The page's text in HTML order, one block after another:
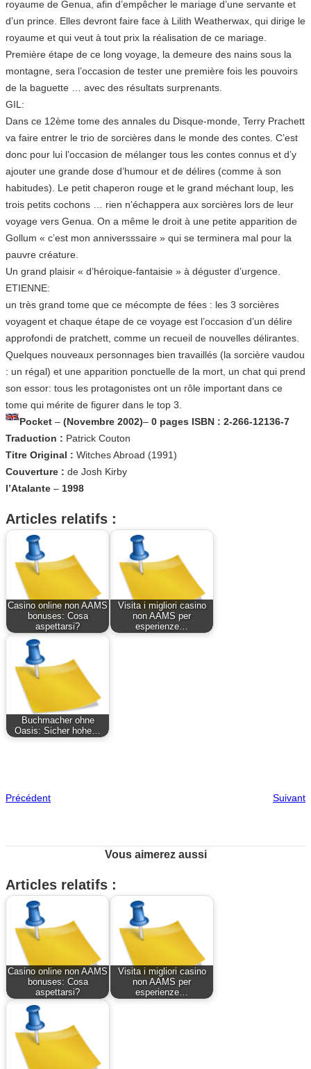
royaume de Genua, afin d’empêcher le mariage d’une servante et
d’un prince. Elles devront faire face à Lilith Weatherwax, qui dirige le
royaume et qui veut à tout prix la réalisation de ce mariage.
Première étape de ce long voyage, la demeure des nains sous la
montagne, sera l’occasion de tester une première fois les pouvoirs
de la baguette … avec des résultats surprenants.
GIL:
Dans ce 12ème tome des annales du Disque-monde, Terry Prachett
va faire entrer le trio de sorcières dans le monde des contes. C’est
donc pour lui l’occasion de mélanger tous les contes connus et d’y
ajouter une grande dose d’humour et de délires (comme à son
habitudes). Le petit chaperon rouge et le grand méchant loup, les
trois petits cochons … rien n’échappera aux sorcières lors de leur
voyage vers Genua. On a même le droit à une petite apparition de
Gollum « c’est mon anniversssaire » qui se terminera mal pour la
pauvre créature.
Un grand plaisir « d’héroique-fantaisie » à déguster d’urgence.
ETIENNE:
un très grand tome que ce mécompte de fées : les 3 sorcières
voyagent et chaque étape de ce voyage est l’occasion d’un délire
approfondi de pratchett, comme un recueil de nouvelles délirantes.
Quelques nouveaux personnages bien travaillés (la sorcière vaudou
: un régal) et une apparition ponctuelle de la mort, un chat qui prend
son essor: tous les protagonistes ont un rôle important dans ce
tome qui mérite de figurer dans le top 3.
Pocket – (Novembre 2002)– 0 pages ISBN : 2-266-12136-7
Traduction : Patrick Couton
Titre Original : Witches Abroad (1991)
Couverture : de Josh Kirby
l’Atalante – 1998
Articles relatifs :
Casino online non AAMS
bonuses: Cosa
aspettarsi?
Visita i migliori casino
non AAMS per
esperienze…
Buchmacher ohne
Oasis: Sicher hohe…
Précédent Suivant
Vous aimerez aussi
Articles relatifs :
Casino online non AAMS
bonuses: Cosa
aspettarsi?
Visita i migliori casino
non AAMS per
esperienze…